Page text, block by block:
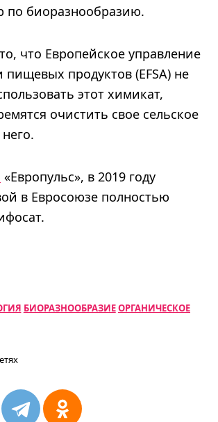
по биоразнообразию.
что Европейское управление
пищевых продуктов (EFSA) не
этот химикат,
очистить свое сельское
«Европульс», в 2019 году
в Евросоюзе полностью
БИОРАЗНООБРАЗИЕОРГАНИЧЕСКОЕ